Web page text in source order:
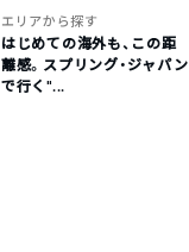
エリアから探す
はじめての海外も、この距
離感。スプリング・ジャパン
で行く“...